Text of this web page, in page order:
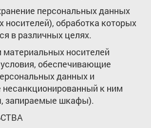
персональных данных
носителей), обработка которых
в различных целях.
материальных носителей
обеспечивающие
данных и
к ним
запираемые шкафы).